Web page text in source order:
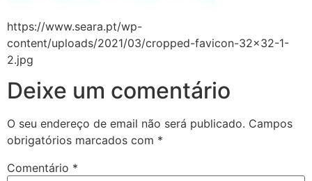
https://www.seara.pt/wp-
content/uploads/2021/03/cropped-favicon-32×32-1-
2.jpg
Deixe um comentário
O seu endereço de email não será publicado. Campos
obrigatórios marcados com *
Comentário *